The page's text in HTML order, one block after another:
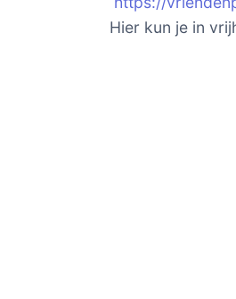
Hier kun je in